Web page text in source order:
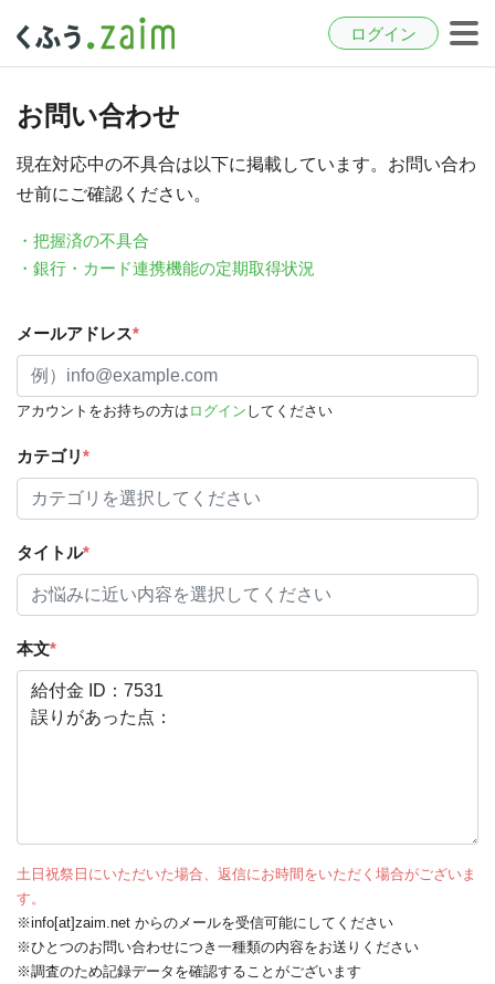
ログイン
お問い合わせ
現在対応中の不具合は以下に掲載しています。お問い合わ
せ前にご確認ください。
・把握済の不具合
・銀行・カード連携機能の定期取得状況
メールアドレス*
アカウントをお持ちの方は ログイン してください
カテゴリ*
タイトル*
本文*
土日祝祭日にいただいた場合、返信にお時間をいただく場合がございま
す。
※info[at]zaim.net からのメールを受信可能にしてください
※ひとつのお問い合わせにつき一種類の内容をお送りください
※調査のため記録データを確認することがございます